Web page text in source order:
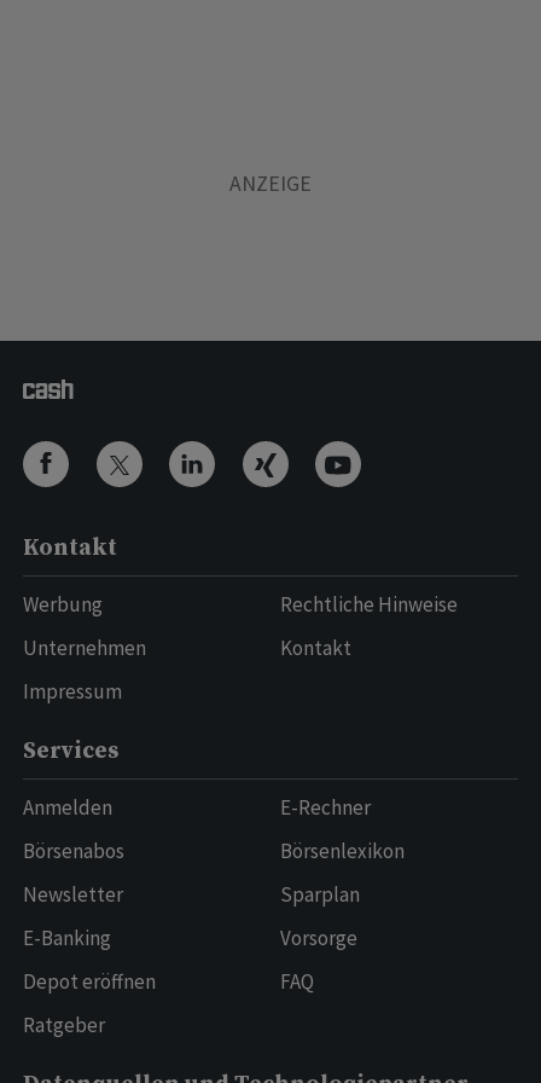
Kontakt
Werbung
Unternehmen
Impressum
Rechtliche Hinweise
Kontakt
Services
Anmelden
Börsenabos
Newsletter
E-Banking
Depot eröffnen
Ratgeber
E-Rechner
Börsenlexikon
Sparplan
Vorsorge
FAQ